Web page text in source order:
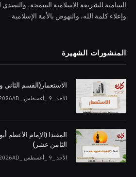
السامية للشريعة الإسلامية السمحة، والتصدي
وإعلاء كلمة الله، والنهوض بالأمة الإسلامية.
المنشورات الشهيرة
الاستعمار(القسم الثاني
الأحد _9 _أغسطس _2026AH 9-8-2026AD
المقتدا (الإمام الأعظم
الثامن عشر)
الأحد _9 _أغسطس _2026AH 9-8-2026AD